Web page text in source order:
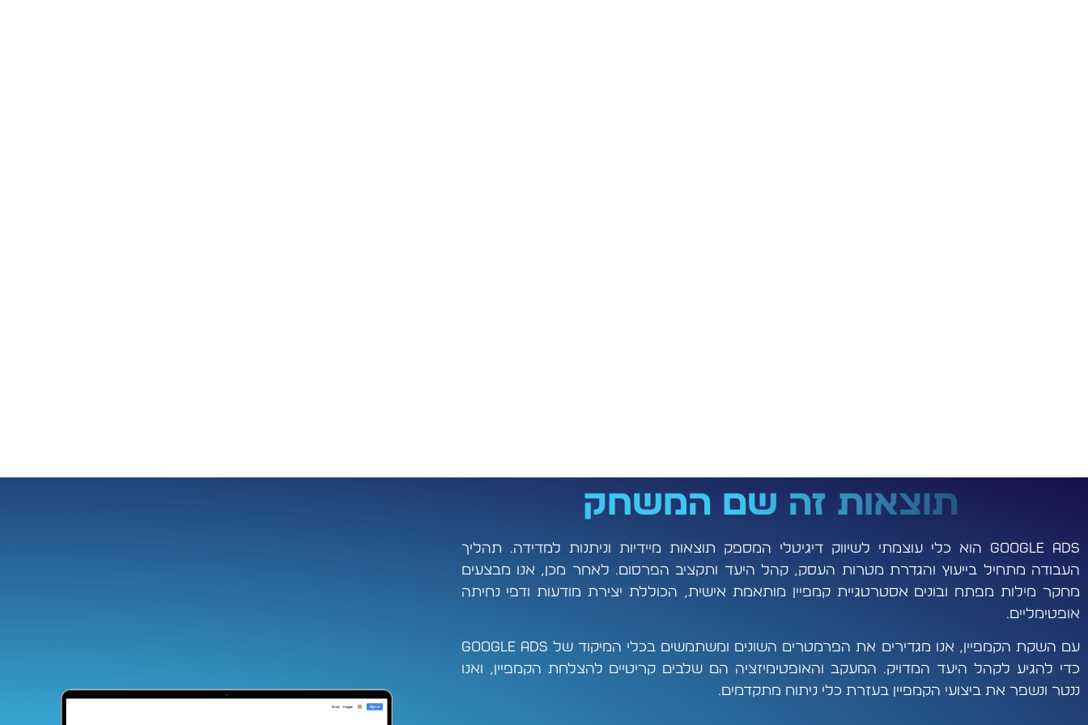
תוצאות זה שם המשחק
Google Ads הוא כלי עוצמתי לשיווק דיגיטלי המספק תוצאות מיידיות וניתנות למדידה. תהליך
העבודה מתחיל בייעוץ והגדרת מטרות העסק, קהל היעד ותקציב הפרסום. לאחר מכן, אנו מבצעים
מחקר מילות מפתח ובונים אסטרטגיית קמפיין מותאמת אישית, הכוללת יצירת מודעות ודפי נחיתה
אופטימליים.
עם השקת הקמפיין, אנו מגדירים את הפרמטרים השונים ומשתמשים בכלי המיקוד של Google Ads
כדי להגיע לקהל היעד המדויק. המעקב והאופטימיזציה הם שלבים קריטיים להצלחת הקמפיין, ואנו
ננטר ונשפר את ביצועי הקמפיין בעזרת כלי ניתוח מתקדמים.